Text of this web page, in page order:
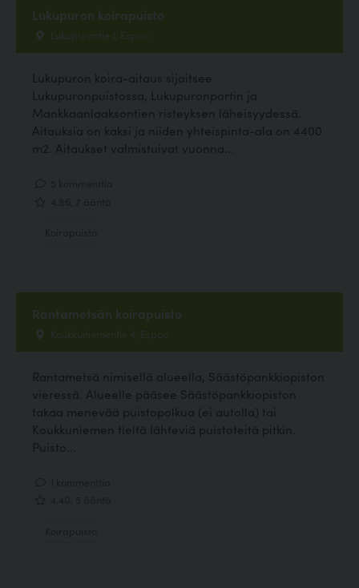
Lukupuron koirapuisto
Lukupurontie 1, Espoo
Lukupuron koira-aitaus sijaitsee
Lukupuronpuistossa, Lukupuronportin ja
Mankkaanlaaksontien risteyksen läheisyydessä.
Aitauksia on kaksi ja niiden yhteispinta-ala on 4400
m2. Aitaukset valmistuivat vuonna...
Rantametsän koirapuisto
Koukkuniementie 4, Espoo
Rantametsä nimisellä alueella, Säästöpankkiopiston
vieressä. Alueelle pääsee Säästöpankkiopiston
takaa menevää puistopolkua (ei autolla) tai
Koukkuniemen tieltä lähteviä puistoteitä pitkin.
Puisto...